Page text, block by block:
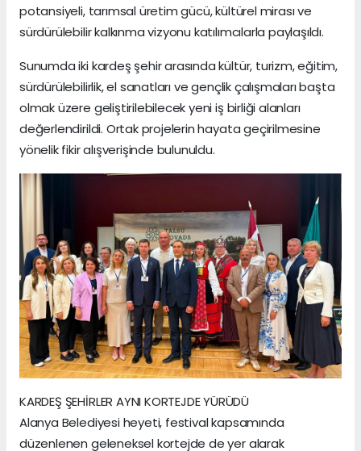
potansiyeli, tarımsal üretim gücü, kültürel mirası ve
sürdürülebilir kalkınma vizyonu katılımcılarla paylaşıldı.
Sunumda iki kardeş şehir arasında kültür, turizm, eğitim,
sürdürülebilirlik, el sanatları ve gençlik çalışmaları başta
olmak üzere geliştirilebilecek yeni iş birliği alanları
değerlendirildi. Ortak projelerin hayata geçirilmesine
yönelik fikir alışverişinde bulunuldu.
KARDEŞ ŞEHİRLER AYNI KORTEJDE YÜRÜDÜ
Alanya Belediyesi heyeti, festival kapsamında
düzenlenen geleneksel kortejde de yer alarak